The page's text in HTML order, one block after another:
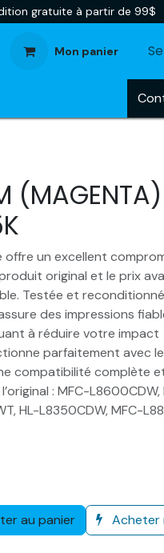
gratuite à partir de 99$
Mon panier
(MAGENTA)
un excellent
original et le prix
Testée et
des impressions
à réduire votre impact
parfaitement avec
compatibilité complète
: MFC-L8600CDW,
HL-L8350CDW, MFC-
au panier Acheter